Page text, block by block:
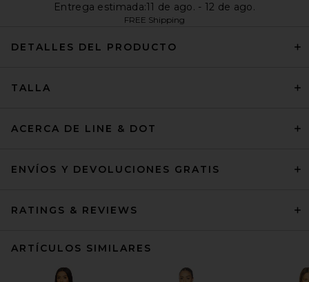
Entrega estimada:11 de ago. - 12 de ago.
FREE Shipping
DETALLES DEL PRODUCTO
TALLA
ACERCA DE LINE & DOT
ENVÍOS Y DEVOLUCIONES GRATIS
RATINGS & REVIEWS
ARTÍCULOS SIMILARES